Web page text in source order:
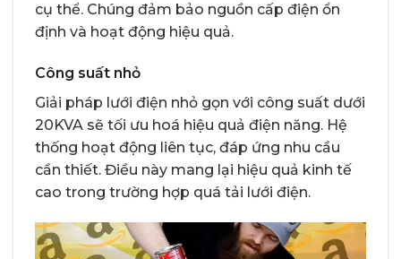
cụ thể. Chúng đảm bảo nguồn cấp điện ổn
định và hoạt động hiệu quả.
Công suất nhỏ
Giải pháp lưới điện nhỏ gọn với công suất dưới
20KVA sẽ tối ưu hoá hiệu quả điện năng. Hệ
thống hoạt động liên tục, đáp ứng nhu cầu
cần thiết. Điều này mang lại hiệu quả kinh tế
cao trong trường hợp quá tải lưới điện.